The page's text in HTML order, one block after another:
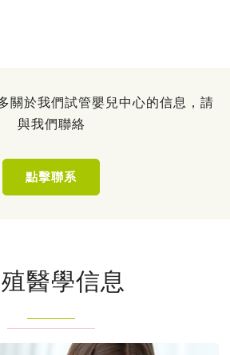
關於我們試管嬰兒中心的信息，請
與我們聯絡
點擊聯系
醫學信息